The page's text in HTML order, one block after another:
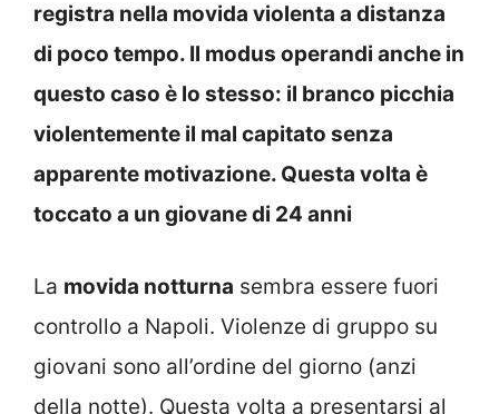
registra nella movida violenta a distanza
di poco tempo. Il modus operandi anche in
questo caso è lo stesso: il branco picchia
violentemente il mal capitato senza
apparente motivazione. Questa volta è
toccato a un giovane di 24 anni
La movida notturna sembra essere fuori
controllo a Napoli. Violenze di gruppo su
giovani sono all’ordine del giorno (anzi
della notte). Questa volta a presentarsi al